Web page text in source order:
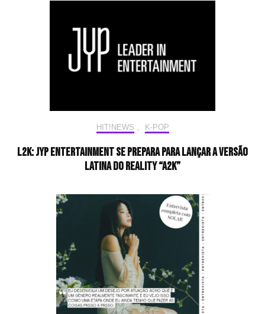
HIT!NEWS K-POP
L2K: JYP Entertainment se prepara para lançar a versão
latina do reality “A2K”